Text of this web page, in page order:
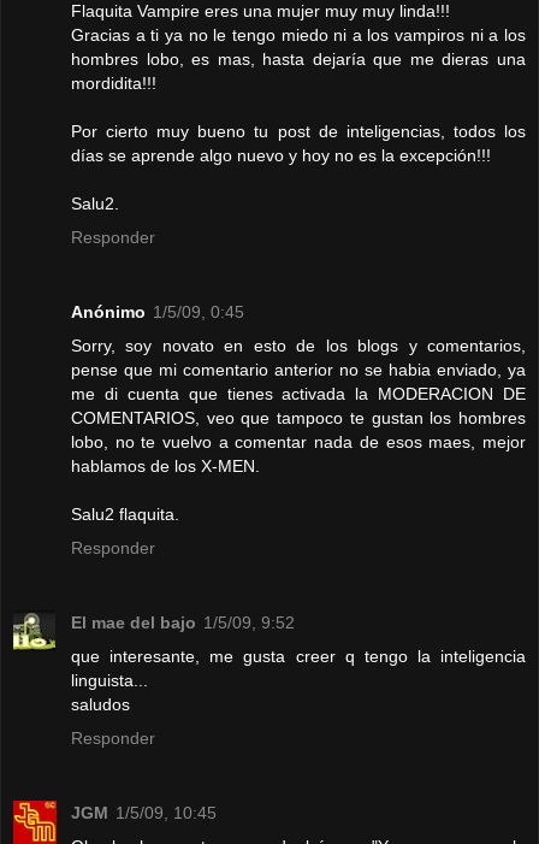
Flaquita Vampire eres una mujer muy muy linda!!!
Gracias a ti ya no le tengo miedo ni a los vampiros ni a los
hombres lobo, es mas, hasta dejaría que me dieras una
mordidita!!!
Por cierto muy bueno tu post de inteligencias, todos los
días se aprende algo nuevo y hoy no es la excepción!!!
Salu2.
Responder
Anónimo 1/5/09, 0:45
Sorry, soy novato en esto de los blogs y comentarios,
pense que mi comentario anterior no se habia enviado, ya
me di cuenta que tienes activada la MODERACION DE
COMENTARIOS, veo que tampoco te gustan los hombres
lobo, no te vuelvo a comentar nada de esos maes, mejor
hablamos de los X-MEN.
Salu2 flaquita.
Responder
El mae del bajo 1/5/09, 9:52
que interesante, me gusta creer q tengo la inteligencia
linguista...
saludos
Responder
JGM 1/5/09, 10:45